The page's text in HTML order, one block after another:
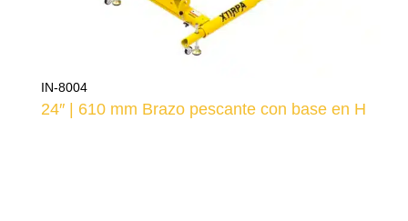
IN-8004
24″ | 610 mm Brazo pescante con base en H